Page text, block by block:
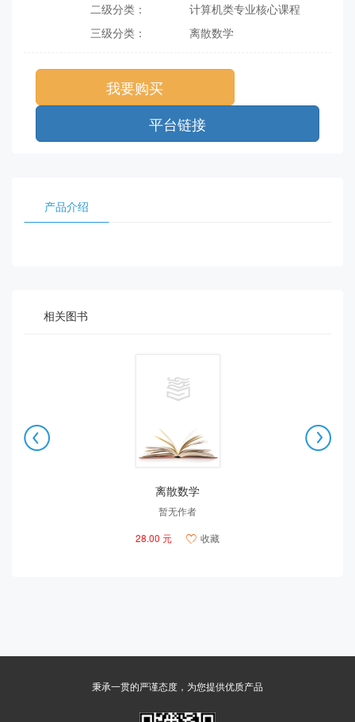
二级分类：
计算机类专业核心课程
三级分类：
离散数学
我要购买
平台链接
产品介绍
相关图书
 
离散数学
暂无作者
28.00 元
 收藏
秉承一贯的严谨态度，为您提供优质产品